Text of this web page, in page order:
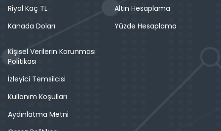
Riyal Kaç TL
Kanada Doları
Altın Hesaplama
Yüzde Hesaplama
Kişisel Verilerin Korunması
Politikası
İzleyici Temsilcisi
Kullanım Koşulları
Aydınlatma Metni